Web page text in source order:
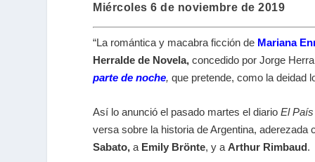
Miércoles 6 de noviembre de 2019
“La romántica y macabra ficción de Mariana
Herralde de Novela, concedido por Jorge
parte de noche, que pretende, como la deidad
Así lo anunció el pasado martes el diario El País
versa sobre la historia de Argentina,
Sabato, a Emily Brönte, y a Arthur Rimbaud.